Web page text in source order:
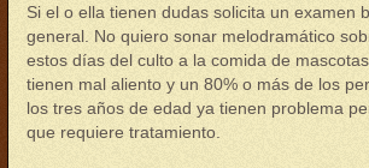
Si el o ella tienen dudas solicita un examen
general. No quiero sonar melodramático
estos días del culto a la comida de
tienen mal aliento y un 80% o más de los
los tres años de edad ya tienen problema
que requiere tratamiento.